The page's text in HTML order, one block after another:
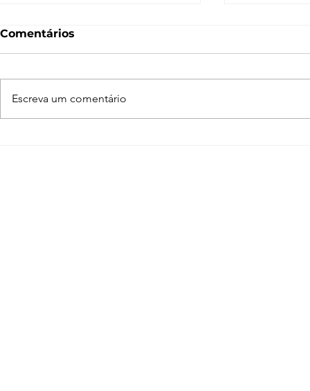
Comentários
Escreva um comentário